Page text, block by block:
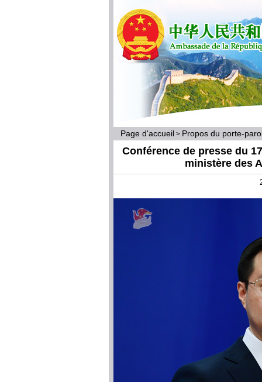
Page d'accueil > Propos du porte-
Conférence de presse du
ministère des